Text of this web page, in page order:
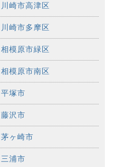
川崎市高津区
川崎市多摩区
相模原市緑区
相模原市南区
平塚市
藤沢市
茅ヶ崎市
三浦市